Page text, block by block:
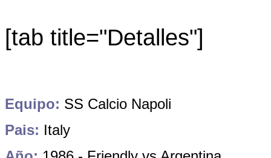
[tab title="Detalles"]
Equipo: SS Calcio Napoli
Pais: Italy